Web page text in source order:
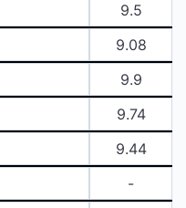
9.5
9.08
9.9
9.74
9.44
-